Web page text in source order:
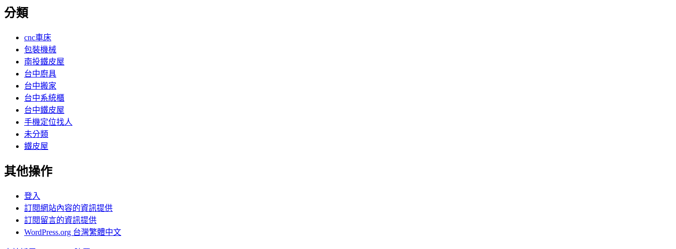
分類
cnc車床
包裝機械
南投鐵皮屋
台中廚具
台中搬家
台中系統櫃
台中鐵皮屋
手機定位找人
未分類
鐵皮屋
其他操作
登入
訂閱網站內容的資訊提供
訂閱留言的資訊提供
WordPress.org 台灣繁體中文